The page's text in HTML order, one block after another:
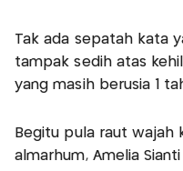
Tak ada sepatah kata
tampak sedih atas
yang masih berusia 1
Begitu pula raut wajah
almarhum, Amelia